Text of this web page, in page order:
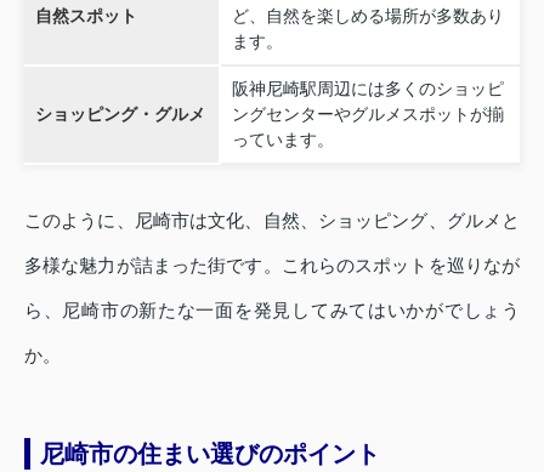
自然スポット
ど、自然を楽しめる場所が多数あり
ます。
ショッピング・グルメ
阪神尼崎駅周辺には多くのショッピ
ングセンターやグルメスポットが揃
っています。
このように、尼崎市は文化、自然、ショッピング、グルメと
多様な魅力が詰まった街です。これらのスポットを巡りなが
ら、尼崎市の新たな一面を発見してみてはいかがでしょう
か。
尼崎市の住まい選びのポイント